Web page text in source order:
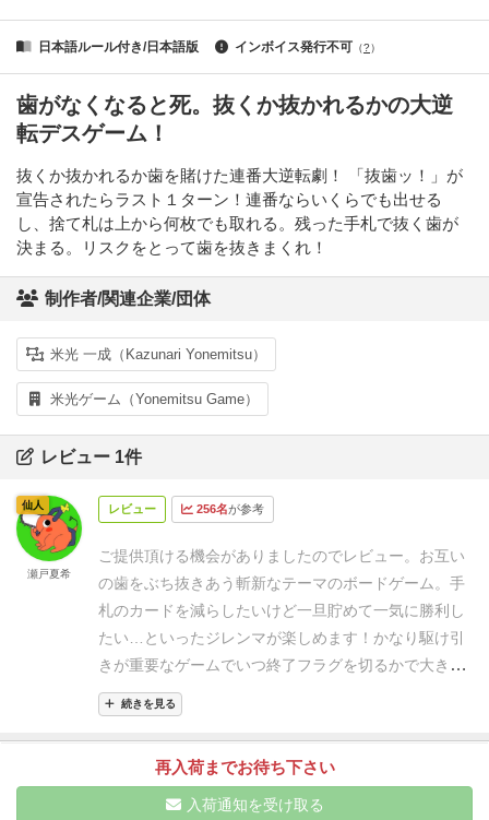
日本語ルール付き/日本語版 インボイス発行不可 （?）
歯がなくなると死。抜くか抜かれるかの大逆
転デスゲーム！
抜くか抜かれるか歯を賭けた連番大逆転劇！ 「抜歯ッ！」が
宣告されたらラスト１ターン！連番ならいくらでも出せる
し、捨て札は上から何枚でも取れる。残った手札で抜く歯が
決まる。リスクをとって歯を抜きまくれ！
制作者/関連企業/団体
米光 一成（Kazunari Yonemitsu）
米光ゲーム（Yonemitsu Game）
レビュー 1件
レビュー 256名が参考
ご提供頂ける機会がありましたのでレビュー。 お互い
の歯をぶち抜きあう斬新なテーマのボードゲーム。 手
札のカードを減らしたいけど一旦貯めて一気に勝利し
たい…といったジレンマが楽しめます！ かなり駆け引
きが重要なゲームでいつ終了フラグを切るかで大きく
戦況が変わります。
ドを使うとよりド派手な効果があり非常に盛り上が
る！テーマでもひと受けするのでとても良いパーティ
ーゲームだと思います！
続きを見る
仙人
瀬戸夏希
再入荷までお待ち下さい
入荷通知を受け取る